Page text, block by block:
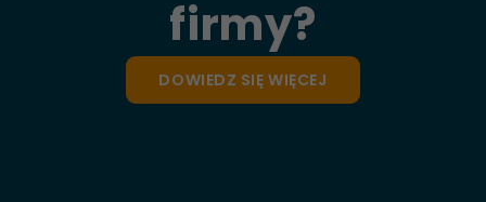
firmy?
DOWIEDZ SIĘ WIĘCEJ